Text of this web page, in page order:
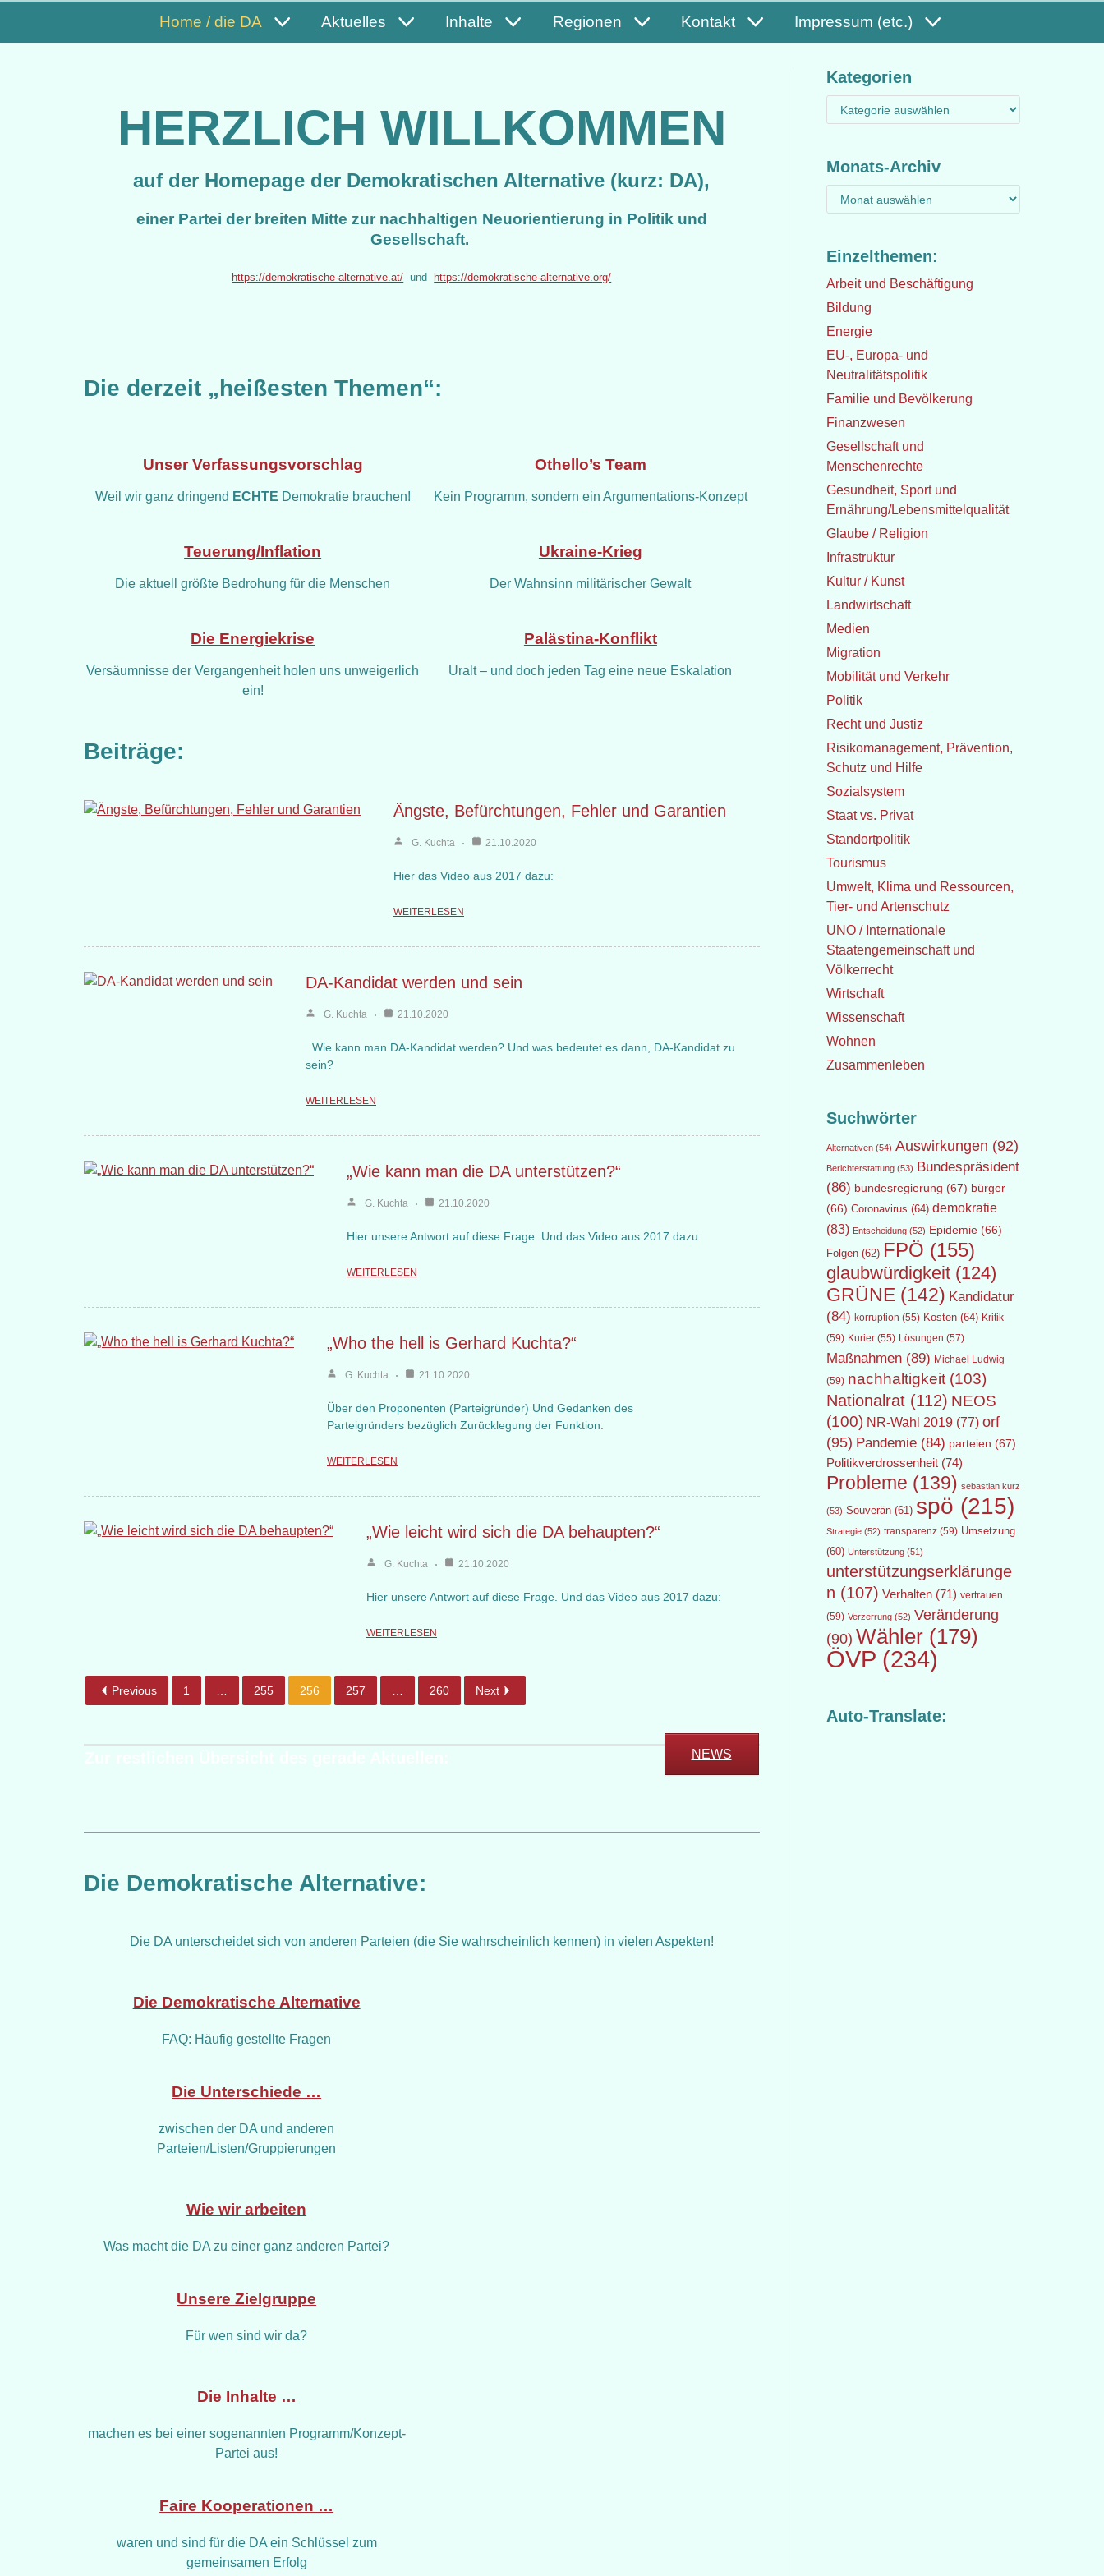
Home / die DA Aktuelles Inhalte Regionen Kontakt Impressum (etc.)
HERZLICH WILLKOMMEN
auf der Homepage der Demokratischen Alternative (kurz: DA),
einer Partei der breiten Mitte zur nachhaltigen Neuorientierung in Politik und
Gesellschaft.
https://demokratische-alternative.at/ und https://demokratische-alternative.org/
Die derzeit „heißesten Themen“:
Unser Verfassungsvorschlag
Weil wir ganz dringend ECHTE Demokratie brauchen!
Othello’s Team
Kein Programm, sondern ein Argumentations-Konzept
Teuerung/Inflation
Die aktuell größte Bedrohung für die Menschen
Ukraine-Krieg
Der Wahnsinn militärischer Gewalt
Die Energiekrise
Versäumnisse der Vergangenheit holen uns unweigerlich
ein!
Palästina-Konflikt
Uralt – und doch jeden Tag eine neue Eskalation
Beiträge:
Ängste, Befürchtungen, Fehler und Garantien
G. Kuchta 21.10.2020
Hier das Video aus 2017 dazu:
WEITERLESEN
DA-Kandidat werden und sein
G. Kuchta 21.10.2020
Wie kann man DA-Kandidat werden? Und was bedeutet es dann, DA-Kandidat zu
sein?
WEITERLESEN
„Wie kann man die DA unterstützen?“
G. Kuchta 21.10.2020
Hier unsere Antwort auf diese Frage. Und das Video aus 2017 dazu:
WEITERLESEN
„Who the hell is Gerhard Kuchta?“
G. Kuchta 21.10.2020
Über den Proponenten (Parteigründer) Und Gedanken des
Parteigründers bezüglich Zurücklegung der Funktion.
WEITERLESEN
„Wie leicht wird sich die DA behaupten?“
G. Kuchta 21.10.2020
Hier unsere Antwort auf diese Frage. Und das Video aus 2017 dazu:
WEITERLESEN
Previous 1 255 256 257 260 Next
NEWS
Die Demokratische Alternative:
Die DA unterscheidet sich von anderen Parteien (die Sie wahrscheinlich kennen) in vielen Aspekten!
Die Demokratische Alternative
FAQ: Häufig gestellte Fragen
Die Unterschiede …
zwischen der DA und anderen
Parteien/Listen/Gruppierungen
Wie wir arbeiten
Was macht die DA zu einer ganz anderen Partei?
Unsere Zielgruppe
Für wen sind wir da?
Die Inhalte …
machen es bei einer sogenannten Programm/Konzept-
Partei aus!
Faire Kooperationen …
waren und sind für die DA ein Schlüssel zum
gemeinsamen Erfolg
Kategorien
Monats-Archiv
Einzelthemen:
Arbeit und Beschäftigung
Bildung
Energie
EU-, Europa- und
Neutralitätspolitik
Familie und Bevölkerung
Finanzwesen
Gesellschaft und
Menschenrechte
Gesundheit, Sport und
Ernährung/Lebensmittelqualität
Glaube / Religion
Infrastruktur
Kultur / Kunst
Landwirtschaft
Medien
Migration
Mobilität und Verkehr
Politik
Recht und Justiz
Risikomanagement, Prävention,
Schutz und Hilfe
Sozialsystem
Staat vs. Privat
Standortpolitik
Tourismus
Umwelt, Klima und Ressourcen,
Tier- und Artenschutz
UNO / Internationale
Staatengemeinschaft und
Völkerrecht
Wirtschaft
Wissenschaft
Wohnen
Zusammenleben
Suchwörter
Alternativen(54) Auswirkungen (92)
Berichterstattung(53) Bundespräsident
(86) bundesregierung (67) bürger
(66) Coronavirus (64) demokratie
(83) Entscheidung(52) Epidemie(66)
Folgen(62) FPÖ (155)
glaubwürdigkeit(124)
GRÜNE(142) Kandidatur
(84) korruption (55) Kosten(64) Kritik
(59) Kurier(55) Lösungen (57)
Maßnahmen(89) Michael Ludwig
(59) nachhaltigkeit(103)
Nationalrat(112) NEOS
(100) NR-Wahl 2019(77) orf
(95) Pandemie(84) parteien (67)
Politikverdrossenheit(74)
Probleme (139) sebastian kurz
(53) Souverän(61) spö (215)
Strategie(52) transparenz(59) Umsetzung
(60) Unterstützung(51)
unterstützungserklärunge
n (107) Verhalten(71) vertrauen
(59) Verzerrung(52) Veränderung
(90) Wähler(179)
ÖVP(234)
Auto-Translate: